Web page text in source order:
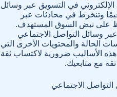
الإلكتروني في التسويق عبر وسائل
وتنخرط في محادثات عبر
على نبض السوق المستهدف.
وسائل التواصل الاجتماعي
الحالة والمحتويات الأخرى التي
الأساليب ضرورية لاكتساب ثقة
مع متابعيك.
التواصل الاجتماعي